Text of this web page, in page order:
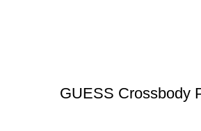
GUESS Crossbody